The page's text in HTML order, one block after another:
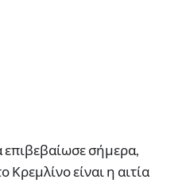
σήμερα,
Κρεμλίνο είναι η αιτία